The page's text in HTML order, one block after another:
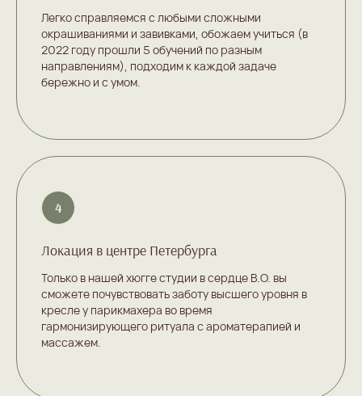
Легко справляемся с любыми сложными
окрашиваниями и завивками, обожаем учиться (в
2022 году прошли 5 обучений по разным
направлениям), подходим к каждой задаче
бережно и с умом.
Локация в центре Петербурга
Только в нашей хюгге студии в сердце В.О. вы
сможете почувствовать заботу высшего уровня в
кресле у парикмахера во время
гармонизирующего ритуала с ароматерапией и
массажем.